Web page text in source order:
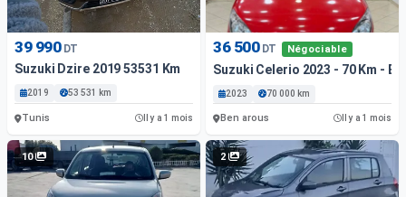
39 990 DT
Suzuki Dzire 2019 53531 Km
2019 53 531 km
Tunis Il y a 1 mois
36 500 DT Négociable
Suzuki Celerio 2023 - 70 Km -
2023 70 000 km
Ben arous Il y a 1 mois
10 2